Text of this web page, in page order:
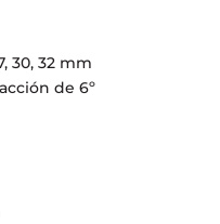
30, 32 mm
de 6º